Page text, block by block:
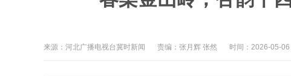
来源： 河北广播电视台冀时新闻 责编： 张月辉 张然 时间： 2026-05-06